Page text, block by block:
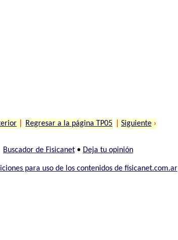
Regresar a la página TP05 Siguiente ›
Buscador de Fisicanet• Deja tu opinión
para uso de los contenidos de fisicanet.com.ar